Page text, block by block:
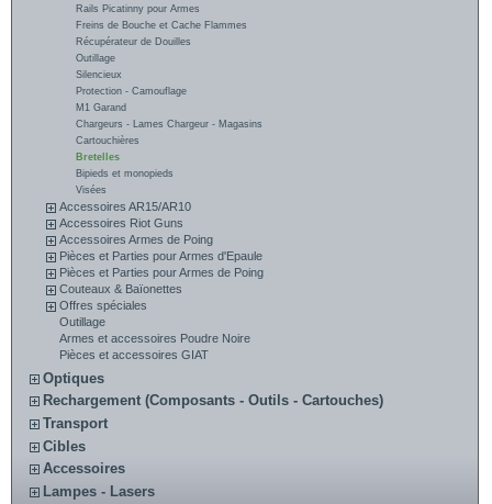
Rails Picatinny pour Armes
Freins de Bouche et Cache Flammes
Récupérateur de Douilles
Outillage
Silencieux
Protection - Camouflage
M1 Garand
Chargeurs - Lames Chargeur - Magasins
Cartouchières
Bretelles
Bipieds et monopieds
Visées
Accessoires AR15/AR10
Accessoires Riot Guns
Accessoires Armes de Poing
Pièces et Parties pour Armes d'Epaule
Pièces et Parties pour Armes de Poing
Couteaux & Baïonettes
Offres spéciales
Outillage
Armes et accessoires Poudre Noire
Pièces et accessoires GIAT
Optiques
Rechargement (Composants - Outils - Cartouches)
Transport
Cibles
Accessoires
Lampes - Lasers